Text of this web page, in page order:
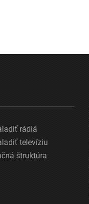
rádiá
televíziu
štruktúra